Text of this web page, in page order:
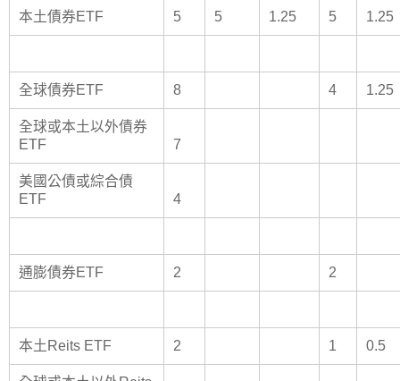
本土債券ETF 5 5 1.25 5 1.25
全球債券ETF 8 4 1.25
全球或本土以外債券
ETF
7
美國公債或綜合債
ETF
4
通膨債券ETF 2 2
本土Reits ETF 2 1 0.5